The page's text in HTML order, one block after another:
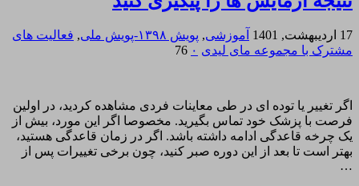
17 اردیبهشت, 1401 آموزشی, پویش ۱۳۹۸-پویش ملی , فعالیت های
مشترک با مجموعه مای لیدی ۰ 76
اگر تغییر یا توده ای در طی معاینات فردی مشاهده کردید، در اولین
فرصت با پزشک خود تماس بگیرید. مخصوصا اگر این مورد، بیش از
یک چرخه قاعدگی ادامه داشته باشد. اگر در زمان قاعدگی هستید،
بهتر است تا بعد از این دوره صبر کنید، چون برخی تغییرات پس از
…